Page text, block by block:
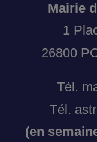
Mairie
1
26800
Tél.
Tél.
(en